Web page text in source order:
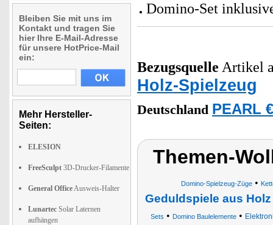
Bleiben Sie mit uns im
Kontakt und tragen Sie
hier Ihre E-Mail-Adresse
für unsere HotPrice-Mail
ein:
Mehr Hersteller-
Seiten:
ELESION
FreeSculpt 3D-Drucker-Filamente
General OfficeAusweis-Halter
Lunartec Solar Laternen
aufhängen
Domino-Set
Bezugsquelle Artikel
Holz-Spielzeug
Deutschland PEARL
Themen-
Domino-Spielzeug-Züge •
Geduldspiele aus Holz
Sets • Domino Baulelemente •